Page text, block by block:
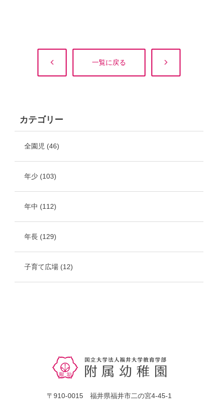
一覧に戻る
カテゴリー
全園児 (46)
年少 (103)
年中 (112)
年長 (129)
子育て広場 (12)
〒910-0015 福井県福井市二の宮4-45-1